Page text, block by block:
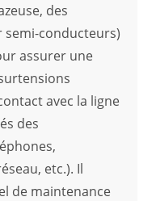
des
conducteurs)
assurer une
avec la ligne
des
etc.). Il
de maintenance